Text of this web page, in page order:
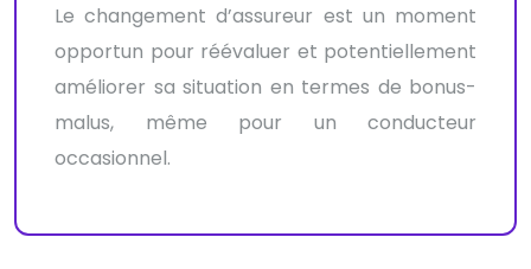
Le changement d’assureur est un moment
opportun pour réévaluer et potentiellement
améliorer sa situation en termes de bonus-
malus, même pour un conducteur
occasionnel.